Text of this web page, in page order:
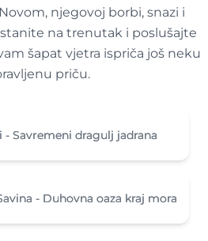
njegovoj borbi, snazi i
na trenutak i poslušajte
šapat vjetra ispriča još neku
priču.
- Savremeni dragulj jadrana
- Duhovna oaza kraj mora